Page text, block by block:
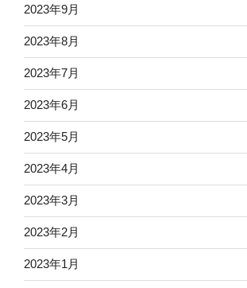
2023年9月
2023年8月
2023年7月
2023年6月
2023年5月
2023年4月
2023年3月
2023年2月
2023年1月